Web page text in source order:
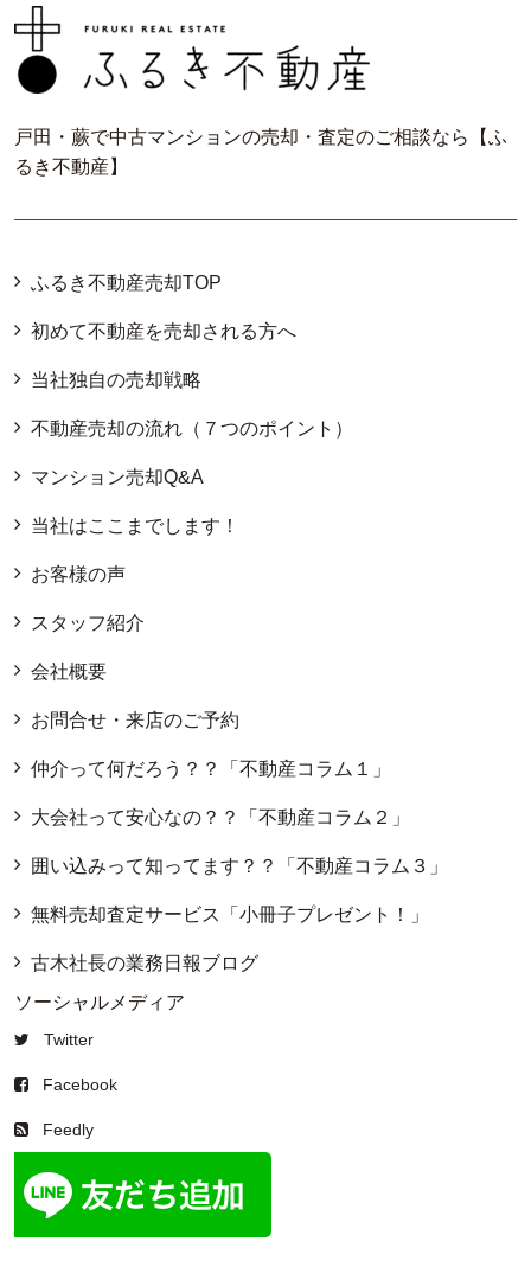
戸田・蕨で中古マンションの売却・査定のご相談なら【ふ
るき不動産】
ふるき不動産売却TOP
初めて不動産を売却される方へ
当社独自の売却戦略
不動産売却の流れ（７つのポイント）
マンション売却Q&A
当社はここまでします！
お客様の声
スタッフ紹介
会社概要
お問合せ・来店のご予約
仲介って何だろう？？「不動産コラム１」
大会社って安心なの？？「不動産コラム２」
囲い込みって知ってます？？「不動産コラム３」
無料売却査定サービス「小冊子プレゼント！」
古木社長の業務日報ブログ
ソーシャルメディア
Twitter
Facebook
Feedly